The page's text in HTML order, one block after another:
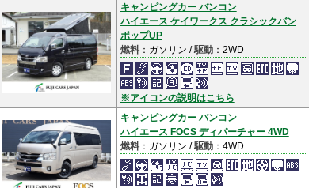
キャンピングカー バンコン
ハイエース ケイワークス クラシックバン
ポップUP
燃料：ガソリン /駆動：2WD
※アイコンの説明はこちら
キャンピングカー バンコン
ハイエース FOCS ディパーチャー 4WD
燃料：ガソリン /駆動：4WD